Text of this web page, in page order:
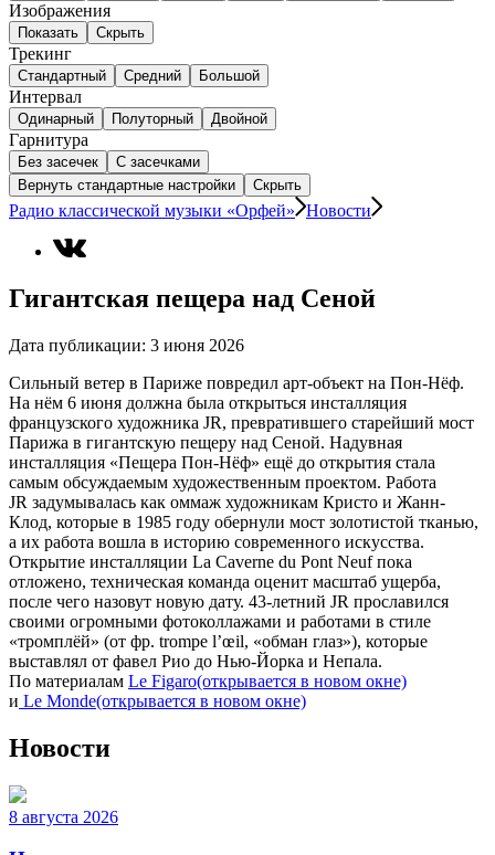
Изображения
Показать Скрыть
Трекинг
Стандартный Средний Большой
Интервал
Одинарный Полуторный Двойной
Гарнитура
Без засечек
С засечками
Вернуть стандартные настройки
Скрыть
Радио классической музыки «Орфей» Новости
Гигантская пещера над Сеной
Дата публикации: 3 июня 2026
Сильный ветер в Париже повредил арт-объект на Пон-Нёф.
На нём 6 июня должна была открыться инсталляция
французского художника JR, превратившего старейший мост
Парижа в гигантскую пещеру над Сеной. Надувная
инсталляция «Пещера Пон-Нёф» ещё до открытия стала
самым обсуждаемым художественным проектом. Работа
JR задумывалась как оммаж художникам Кристо и Жанн-
Клод, которые в 1985 году обернули мост золотистой тканью,
а их работа вошла в историю современного искусства.
Открытие инсталляции La Caverne du Pont Neuf пока
отложено, техническая команда оценит масштаб ущерба,
после чего назовут новую дату. 43-летний JR прославился
своими огромными фотоколлажами и работами в стиле
«тромплёй» (от фр. trompe l’œil, «обман глаз»), которые
выставлял от фавел Рио до Нью-Йорка и Непала.
По материалам Le Figaro(открывается в новом окне)
и Le Monde(открывается в новом окне)
Новости
8 августа 2026